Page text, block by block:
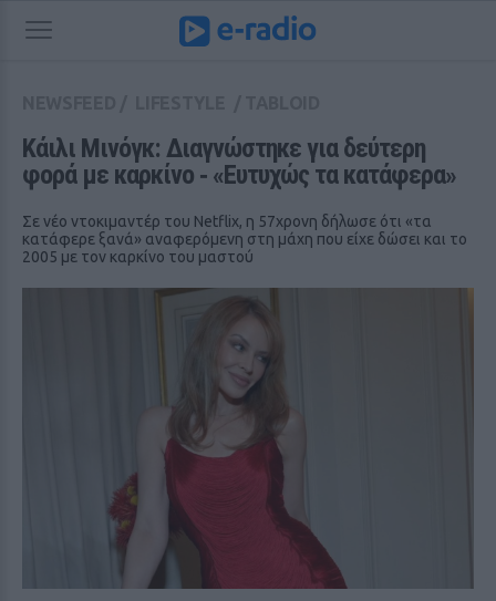
Κάιλι Μινόγκ: Διαγνώστηκε για δεύτερη
φορά με καρκίνο ‑ «Ευτυχώς τα κατάφερα»
Σε νέο ντοκιμαντέρ του Netflix, η 57χρονη δήλωσε ότι «τα
κατάφερε ξανά» αναφερόμενη στη μάχη που είχε δώσει και το
2005 με τον καρκίνο του μαστού